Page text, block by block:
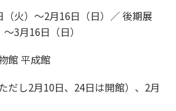
火）～2月16日（日）／ 後期展
3月16日（日）
館 平成館
だし2月10日、24日は開館）、2月